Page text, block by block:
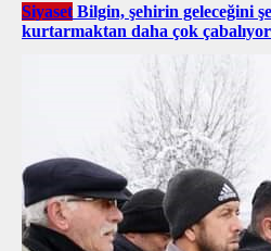
Siyaset Bilgin, şehirin geleceğini
kurtarmaktan daha çok çabalıyor